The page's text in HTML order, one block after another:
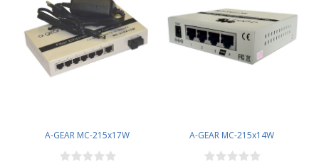
A-GEAR MC-215x17W A-GEAR MC-215x14W